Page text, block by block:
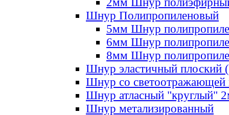
Шнур Полипропиленовый
5мм Шнур
6мм Шнур
8мм Шнур
Шнур эластичный плоский
Шнур со светоотражающей
Шнур атласный "круглый"
Шнур метализированный